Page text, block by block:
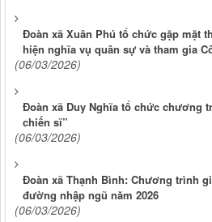
Đoàn xã Xuân Phú tổ chức gặp mặt
hiện nghĩa vụ quân sự và tham gia
(06/03/2026)
Đoàn xã Duy Nghĩa tổ chức chương
chiến sĩ”
(06/03/2026)
Đoàn xã Thạnh Bình: Chương trình
đường nhập ngũ năm 2026
(06/03/2026)